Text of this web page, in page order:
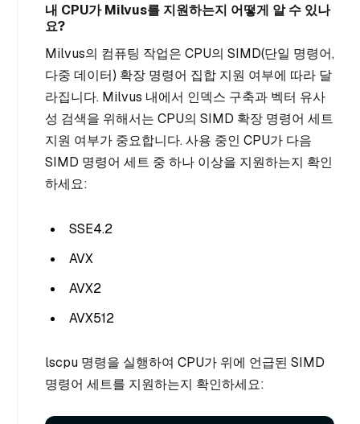
내 CPU가 Milvus를 지원하는지 어떻게 알 수 있나
요?
Milvus의 컴퓨팅 작업은 CPU의 SIMD(단일 명령어,
다중 데이터) 확장 명령어 집합 지원 여부에 따라 달
라집니다. Milvus 내에서 인덱스 구축과 벡터 유사
성 검색을 위해서는 CPU의 SIMD 확장 명령어 세트
지원 여부가 중요합니다. 사용 중인 CPU가 다음
SIMD 명령어 세트 중 하나 이상을 지원하는지 확인
하세요:
SSE4.2
AVX
AVX2
AVX512
lscpu 명령을 실행하여 CPU가 위에 언급된 SIMD
명령어 세트를 지원하는지 확인하세요: